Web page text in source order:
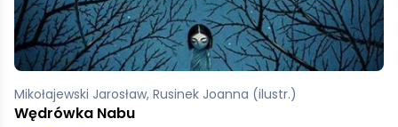
Mikołajewski Jarosław, Rusinek Joanna (ilustr.)
Wędrówka Nabu